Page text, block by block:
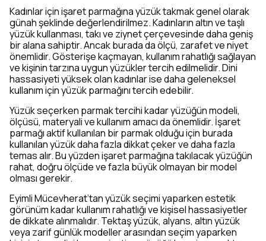
Kadınlar için işaret parmağına yüzük takmak genel olarak
günah şeklinde değerlendirilmez. Kadınların altın ve taşlı
yüzük kullanması, takı ve ziynet çerçevesinde daha geniş
bir alana sahiptir. Ancak burada da ölçü, zarafet ve niyet
önemlidir. Gösterişe kaçmayan, kullanım rahatlığı sağlayan
ve kişinin tarzına uygun yüzükler tercih edilmelidir. Dini
hassasiyeti yüksek olan kadınlar ise daha geleneksel
kullanım için yüzük parmağını tercih edebilir.
Yüzük seçerken parmak tercihi kadar yüzüğün modeli,
ölçüsü, materyali ve kullanım amacı da önemlidir. İşaret
parmağı aktif kullanılan bir parmak olduğu için burada
kullanılan yüzük daha fazla dikkat çeker ve daha fazla
temas alır. Bu yüzden işaret parmağına takılacak yüzüğün
rahat, doğru ölçüde ve fazla büyük olmayan bir model
olması gerekir.
Eyimli Mücevherat’tan yüzük seçimi yaparken estetik
görünüm kadar kullanım rahatlığı ve kişisel hassasiyetler
de dikkate alınmalıdır. Tektaş yüzük, alyans, altın yüzük
veya zarif günlük modeller arasından seçim yaparken